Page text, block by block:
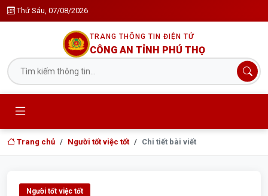
Thứ Sáu, 07/08/2026
TRANG THÔNG TIN ĐIỆN TỬ
CÔNG AN TỈNH PHÚ THỌ
Trang chủ Người tốt việc tốt Chi tiết bài viết
Người tốt việc tốt